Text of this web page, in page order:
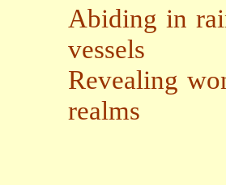
Abiding in
vessels
Revealing
realms